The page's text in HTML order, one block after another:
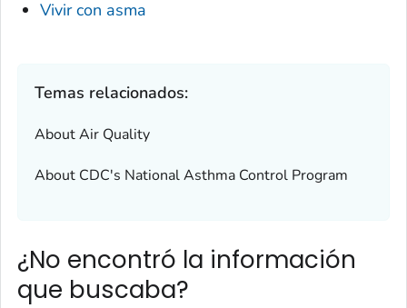
Vivir con asma
Temas relacionados:
About Air Quality
About CDC's National Asthma Control Program
¿No encontró la información
que buscaba?